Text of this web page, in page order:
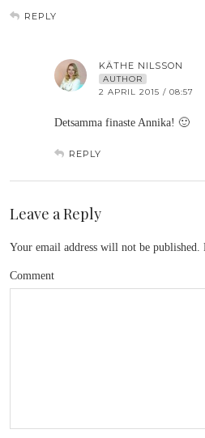
REPLY
KÄTHE NILSSON
AUTHOR
2 APRIL 2015 / 08:57
Detsamma finaste Annika! 🙂
REPLY
Leave a Reply
Your email address will not be published.
Comment